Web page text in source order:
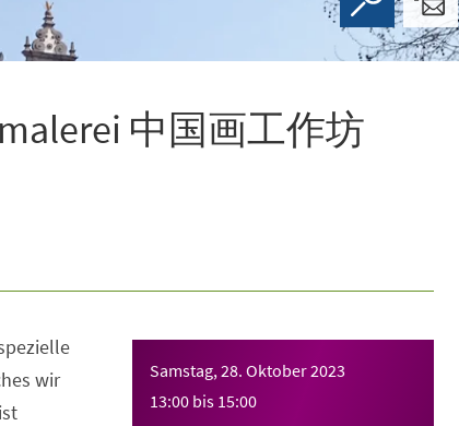
中国画工作坊
Samstag, 28. Oktober 2023
13:00 bis 15:00
wir